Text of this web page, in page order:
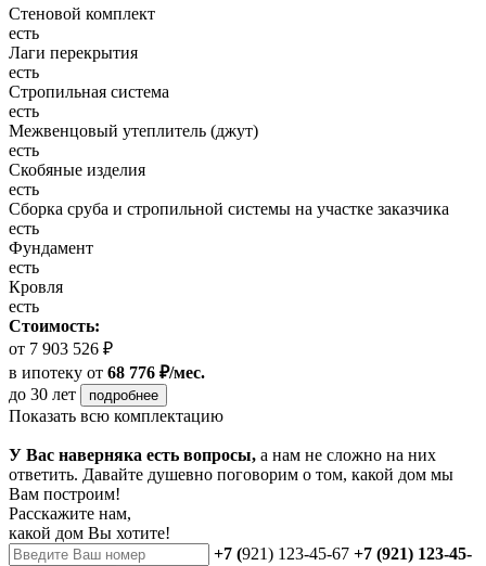
Стеновой комплект
есть
Лаги перекрытия
есть
Стропильная система
есть
Межвенцовый утеплитель (джут)
есть
Скобяные изделия
есть
Сборка сруба и стропильной системы на участке заказчика
есть
Фундамент
есть
Кровля
есть
Стоимость:
от 7 903 526 ₽
в ипотеку от 68 776 ₽/мес.
до 30 лет
подробнее
Показать всю комплектацию
У Вас наверняка есть вопросы, а нам не сложно на них
ответить. Давайте душевно поговорим о том, какой дом мы
Вам построим!
Расскажите нам,
какой дом Вы хотите!
+7 (921) 123-45-67 +7 (921) 123-45-